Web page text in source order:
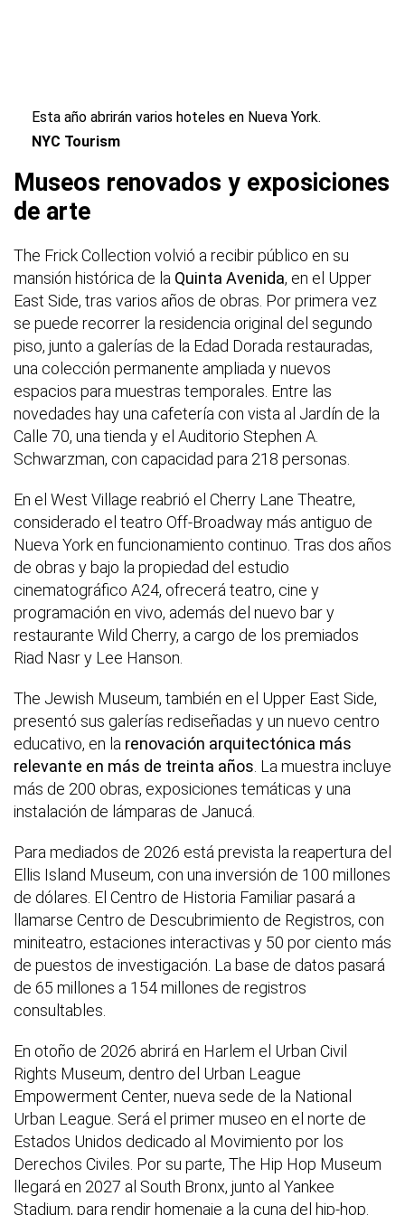
Esta año abrirán varios hoteles en Nueva York.
NYC Tourism
Museos renovados y exposiciones
de arte
The Frick Collection volvió a recibir público en su
mansión histórica de la Quinta Avenida, en el Upper
East Side, tras varios años de obras. Por primera vez
se puede recorrer la residencia original del segundo
piso, junto a galerías de la Edad Dorada restauradas,
una colección permanente ampliada y nuevos
espacios para muestras temporales. Entre las
novedades hay una cafetería con vista al Jardín de la
Calle 70, una tienda y el Auditorio Stephen A.
Schwarzman, con capacidad para 218 personas.
En el West Village reabrió el Cherry Lane Theatre,
considerado el teatro Off-Broadway más antiguo de
Nueva York en funcionamiento continuo. Tras dos años
de obras y bajo la propiedad del estudio
cinematográfico A24, ofrecerá teatro, cine y
programación en vivo, además del nuevo bar y
restaurante Wild Cherry, a cargo de los premiados
Riad Nasr y Lee Hanson.
The Jewish Museum, también en el Upper East Side,
presentó sus galerías rediseñadas y un nuevo centro
educativo, en la renovación arquitectónica más
relevante en más de treinta años . La muestra incluye
más de 200 obras, exposiciones temáticas y una
instalación de lámparas de Janucá.
Para mediados de 2026 está prevista la reapertura del
Ellis Island Museum, con una inversión de 100 millones
de dólares. El Centro de Historia Familiar pasará a
llamarse Centro de Descubrimiento de Registros, con
miniteatro, estaciones interactivas y 50 por ciento más
de puestos de investigación. La base de datos pasará
de 65 millones a 154 millones de registros
consultables.
En otoño de 2026 abrirá en Harlem el Urban Civil
Rights Museum, dentro del Urban League
Empowerment Center, nueva sede de la National
Urban League. Será el primer museo en el norte de
Estados Unidos dedicado al Movimiento por los
Derechos Civiles. Por su parte, The Hip Hop Museum
llegará en 2027 al South Bronx, junto al Yankee
Stadium, para rendir homenaje a la cuna del hip-hop.